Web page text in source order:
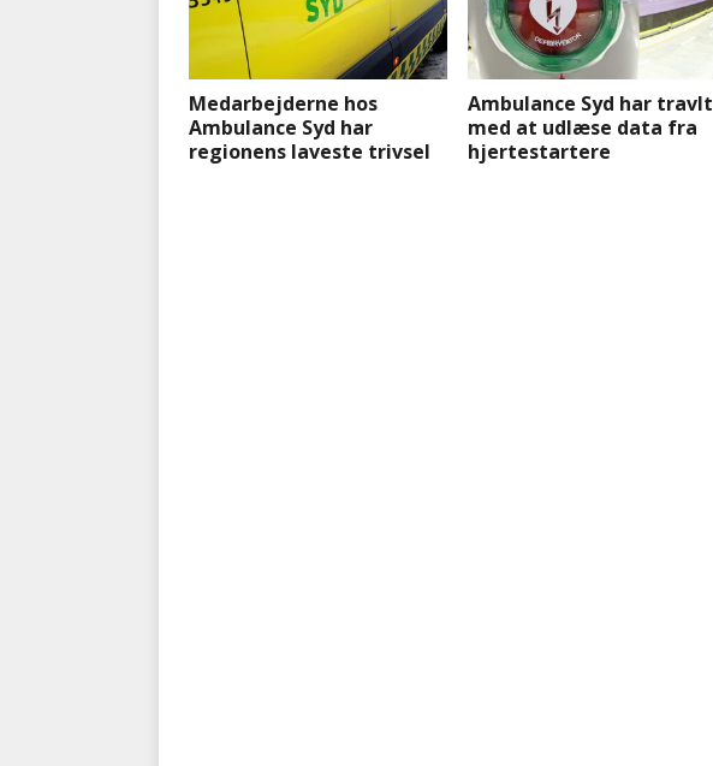
Medarbejderne hos
Ambulance Syd har
regionens laveste trivsel
Ambulance Syd har travlt
med at udlæse data fra
hjertestartere